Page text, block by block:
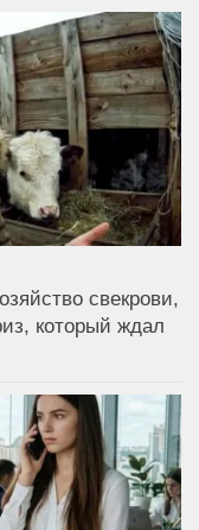
свекрови,
который ждал